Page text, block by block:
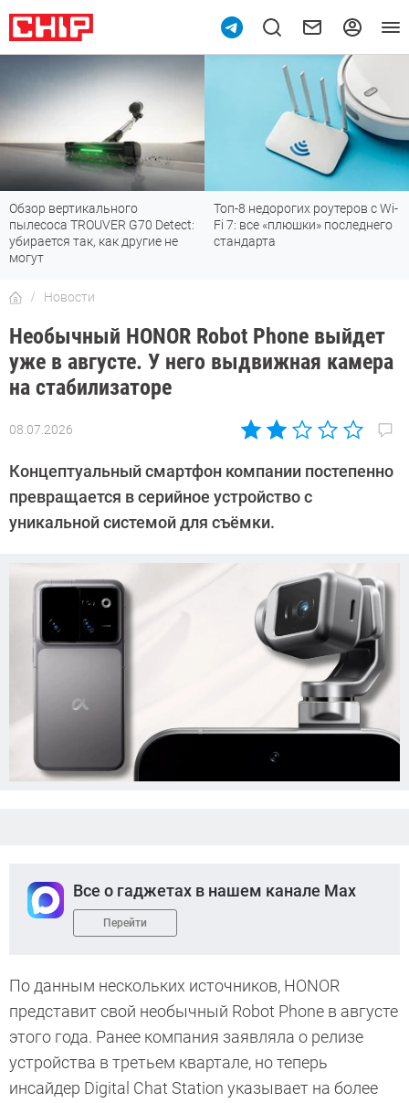
Обзор вертикального
пылесоса TROUVER G70 Detect:
убирается так, как другие не
могут
Топ-8 недорогих роутеров с Wi-
Fi 7: все «плюшки» последнего
стандарта
Новости
Необычный HONOR Robot Phone выйдет
уже в августе. У него выдвижная камера
на стабилизаторе
08.07.2026
Автор:
Довлатова
Концептуальный смартфон компании постепенно
превращается в серийное устройство с
уникальной системой для съёмки.
Все о гаджетах в нашем канале Max
Перейти
По данным нескольких источников, HONOR
представит свой необычный Robot Phone в августе
этого года. Ранее компания заявляла о релизе
устройства в третьем квартале, но теперь
инсайдер Digital Chat Station указывает на более